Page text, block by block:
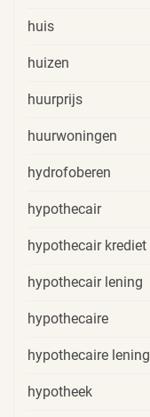
huis
huizen
huurprijs
huurwoningen
hydrofoberen
hypothecair
hypothecair krediet
hypothecair lening
hypothecaire
hypothecaire lening
hypotheek